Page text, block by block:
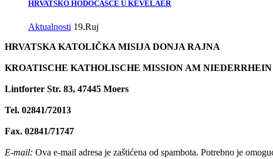
HRVATSKO HODOČAŠĆE U KEVELAER
Aktualnosti 19.Ruj
HRVATSKA KATOLIČKA MISIJA DONJA RAJNA
KROATISCHE KATHOLISCHE MISSION AM NIEDERRHEIN
Lintforter Str. 83, 47445 Moers
Tel. 02841/72013
Fax. 02841/71747
E-mail: Ova e-mail adresa je zaštićena od spambota. Potrebno je